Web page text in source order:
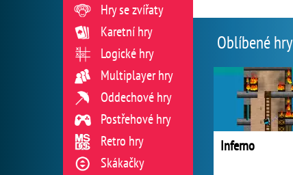
Oblíbené hry
Inferno
Hry se zvířaty
Karetní hry
Logické hry
Multiplayer hry
Oddechové hry
Postřehové hry
Retro hry
Skákačky